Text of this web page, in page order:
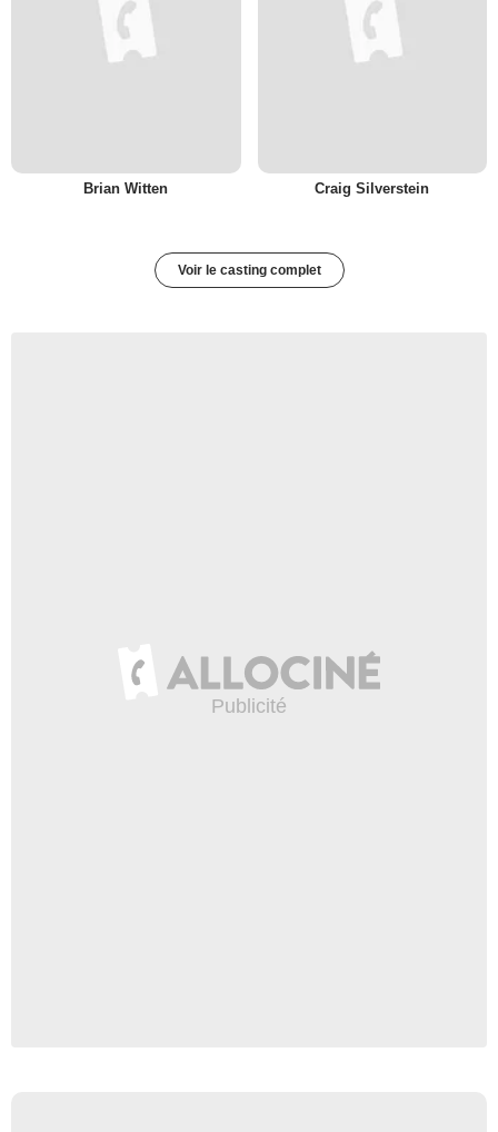
Brian Witten Craig Silverstein
Voir le casting complet